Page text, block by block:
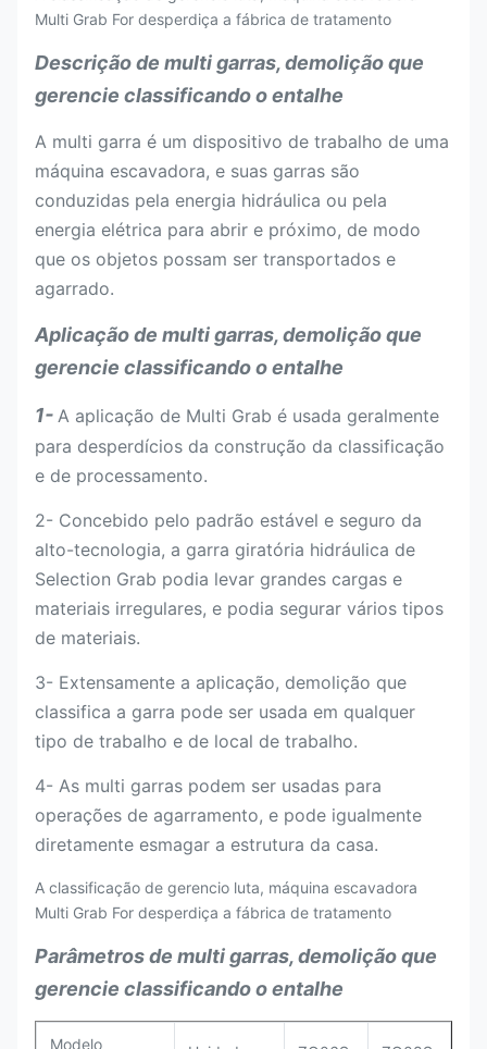
Multi Grab For desperdiça a fábrica de tratamento
Descrição de multi garras, demolição que
gerencie classificando o entalhe
A multi garra é um dispositivo de trabalho de uma
máquina escavadora, e suas garras são
conduzidas pela energia hidráulica ou pela
energia elétrica para abrir e próximo, de modo
que os objetos possam ser transportados e
agarrado.
Aplicação de multi garras, demolição que
gerencie classificando o entalhe
1- A aplicação de Multi Grab é usada geralmente
para desperdícios da construção da classificação
e de processamento.
2- Concebido pelo padrão estável e seguro da
alto-tecnologia, a garra giratória hidráulica de
Selection Grab podia levar grandes cargas e
materiais irregulares, e podia segurar vários tipos
de materiais.
3- Extensamente a aplicação, demolição que
classifica a garra pode ser usada em qualquer
tipo de trabalho e de local de trabalho.
4- As multi garras podem ser usadas para
operações de agarramento, e pode igualmente
diretamente esmagar a estrutura da casa.
A classificação de gerencio luta, máquina escavadora
Multi Grab For desperdiça a fábrica de tratamento
Parâmetros de multi garras, demolição que
gerencie classificando o entalhe
Modelo